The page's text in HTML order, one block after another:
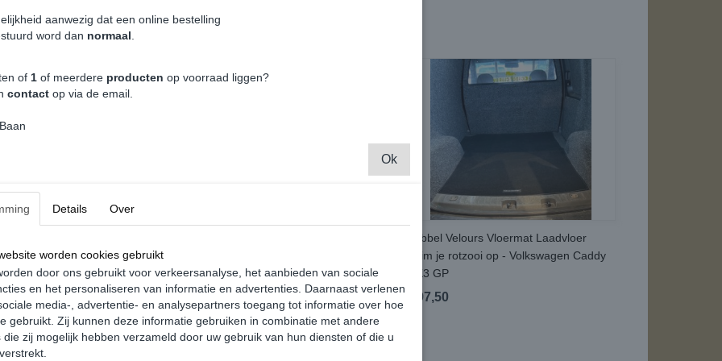
Caddy MK3 GP
€ 139,95
Dubbel Velours Vloermat Laadvloer
Ruim je rotzooi op - Volkswagen Caddy
MK3 GP
€ 97,50
aanwezig dat een online bestelling
word dan normaal
of 1 of meerdere producten op voorraad liggen?
contact op via de email.
Ok
Details Over
worden cookies gebruikt
door ons gebruikt voor verkeersanalyse, het aanbieden van sociale
en het personaliseren van informatie en advertenties. Daarnaast verlenen
media-, advertentie- en analysepartners toegang tot informatie over hoe
gebruikt. Zij kunnen deze informatie gebruiken in combinatie met andere
die zij mogelijk hebben verzameld door uw gebruik van hun diensten of die u